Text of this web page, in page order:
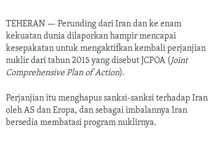
TEHERAN — Perunding dari Iran dan ke enam
kekuatan dunia dilaporkan hampir mencapai
kesepakatan untuk mengaktifkan kembali perjanjian
nuklir dari tahun 2015 yang disebut JCPOA (Joint
Comprehensive Plan of Action).
Perjanjian itu menghapus sanksi-sanksi terhadap Iran
oleh AS dan Eropa, dan sebagai imbalannya Iran
bersedia membatasi program nuklirnya.